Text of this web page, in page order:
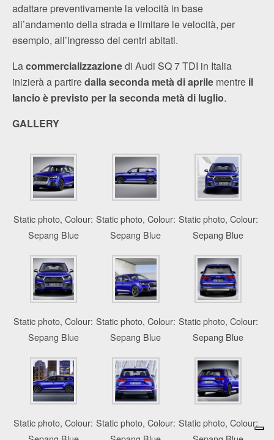
adattare preventivamente la velocità in base
all’andamento della strada e limitare le velocità, per
esempio, all’ingresso dei centri abitati.
Lacommercializzazionedi Audi SQ 7 TDI in Italia
inizierà a partiredalla seconda metà di aprile mentre il
lancio è previsto per la seconda metà di luglio.
GALLERY
Static photo, Colour:
Sepang Blue
Static photo, Colour:
Sepang Blue
Static photo, Colour:
Sepang Blue
Static photo, Colour:
Sepang Blue
Static photo, Colour:
Sepang Blue
Static photo, Colour:
Sepang Blue
Static photo, Colour: Static photo, Colour: Static photo, Colour: